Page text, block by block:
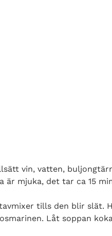
vin, vatten,
är mjuka, det tar ca 15
tills den blir slät.
Låt soppan